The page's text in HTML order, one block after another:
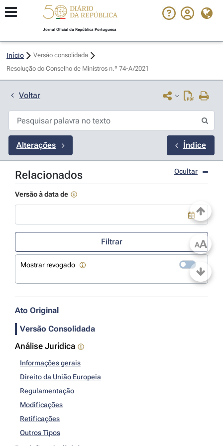
Jornal Oficial da República Portuguesa
Início
Versão consolidada
Resolução do Conselho de Ministros n.º 74-A/2021
Voltar
Alterações Índice
Relacionados Ocultar
Versão à data de
Filtrar
Mostrar revogado
Ato Original
Versão Consolidada
Análise Jurídica
Informações gerais
Direito da União Europeia
Regulamentação
Modificações
Retificações
Outros Tipos
AA